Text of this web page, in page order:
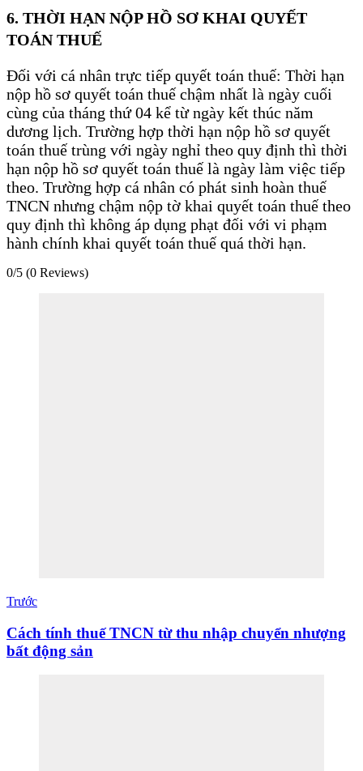
6. THỜI HẠN NỘP HỒ SƠ KHAI QUYẾT
TOÁN THUẾ
Đối với cá nhân trực tiếp quyết toán thuế: Thời hạn
nộp hồ sơ quyết toán thuế chậm nhất là ngày cuối
cùng của tháng thứ 04 kể từ ngày kết thúc năm
dương lịch. Trường hợp thời hạn nộp hồ sơ quyết
toán thuế trùng với ngày nghỉ theo quy định thì thời
hạn nộp hồ sơ quyết toán thuế là ngày làm việc tiếp
theo. Trường hợp cá nhân có phát sinh hoàn thuế
TNCN nhưng chậm nộp tờ khai quyết toán thuế theo
quy định thì không áp dụng phạt đối với vi phạm
hành chính khai quyết toán thuế quá thời hạn.
0/5 (0 Reviews)
Trước
Cách tính thuế TNCN từ thu nhập chuyển nhượng
bất động sản